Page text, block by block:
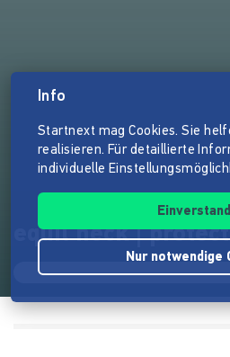
equil neck |
Info
Startnext mag Cookies. Sie
realisieren. Für detaillierte
individuelle
Nur notwendige